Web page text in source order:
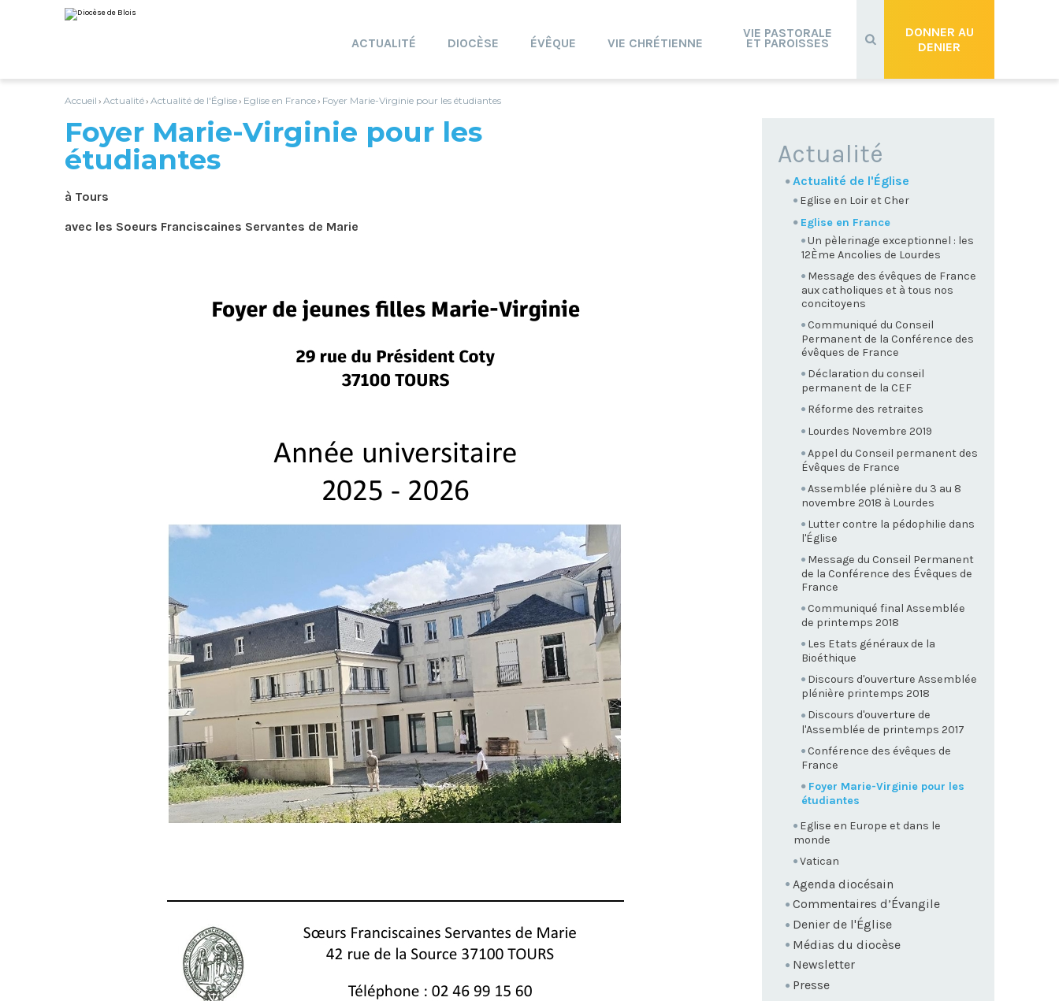
au
contenu.
personnels
DONNER AU
DENIER
ACTUALITÉ DIOCÈSE ÉVÊQUE VIE CHRÉTIENNE
VIE PASTORALE
ET PAROISSES
Accueil › Actualité› Actualité de l'Église› Eglise en France› Foyer Marie-Virginie pour les étudiantes
Foyer Marie-Virginie pour les
étudiantes
à Tours
avec les Soeurs Franciscaines Servantes de Marie
NAVIGATION
Actualité
Actualité de l'Église
Eglise en Loir et Cher
Eglise en France
Un pèlerinage exceptionnel : les
12Ème Ancolies de Lourdes
Message des évêques de France
aux catholiques et à tous nos
concitoyens
Communiqué du Conseil
Permanent de la Conférence des
évêques de France
Déclaration du conseil
permanent de la CEF
Réforme des retraites
Lourdes Novembre 2019
Appel du Conseil permanent des
Évêques de France
Assemblée plénière du 3 au 8
novembre 2018 à Lourdes
Lutter contre la pédophilie dans
l'Église
Message du Conseil Permanent
de la Conférence des Évêques de
France
Communiqué final Assemblée
de printemps 2018
Les Etats généraux de la
Bioéthique
Discours d'ouverture Assemblée
plénière printemps 2018
Discours d'ouverture de
l'Assemblée de printemps 2017
Conférence des évêques de
France
Foyer Marie-Virginie pour les
étudiantes
Eglise en Europe et dans le
monde
Vatican
Agenda diocésain
Commentaires d’Évangile
Denier de l'Église
Médias du diocèse
Newsletter
Presse